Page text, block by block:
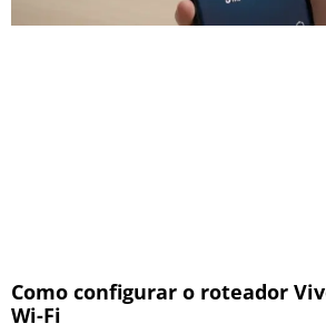
Como configurar o roteador
Wi-Fi